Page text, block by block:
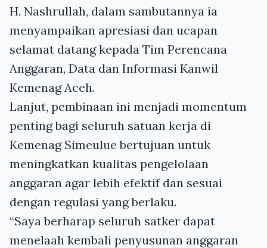
H. Nashrullah, dalam sambutannya ia
menyampaikan apresiasi dan ucapan
selamat datang kepada Tim Perencana
Anggaran, Data dan Informasi Kanwil
Kemenag Aceh.
Lanjut, pembinaan ini menjadi momentum
penting bagi seluruh satuan kerja di
Kemenag Simeulue bertujuan untuk
meningkatkan kualitas pengelolaan
anggaran agar lebih efektif dan sesuai
dengan regulasi yang berlaku.
“Saya berharap seluruh satker dapat
menelaah kembali penyusunan anggaran